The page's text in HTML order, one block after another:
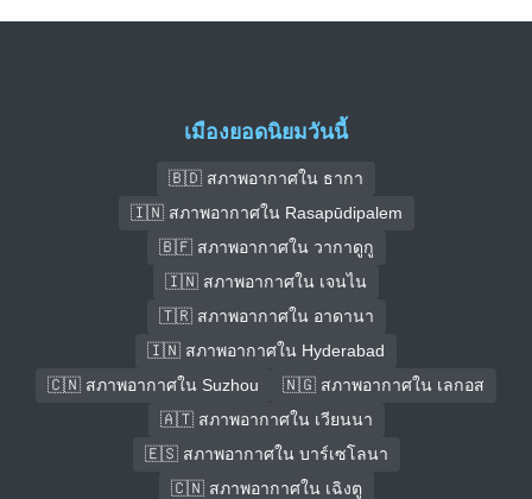
เมืองยอดนิยมวันนี้
🇧🇩 สภาพอากาศใน ธากา
🇮🇳 สภาพอากาศใน Rasapūdipalem
🇧🇫 สภาพอากาศใน วากาดูกู
🇮🇳 สภาพอากาศใน เจนไน
🇹🇷 สภาพอากาศใน อาดานา
🇮🇳 สภาพอากาศใน Hyderabad
🇨🇳 สภาพอากาศใน Suzhou
🇳🇬 สภาพอากาศใน เลกอส
🇦🇹 สภาพอากาศใน เวียนนา
🇪🇸 สภาพอากาศใน บาร์เซโลนา
🇨🇳 สภาพอากาศใน เฉิงตู